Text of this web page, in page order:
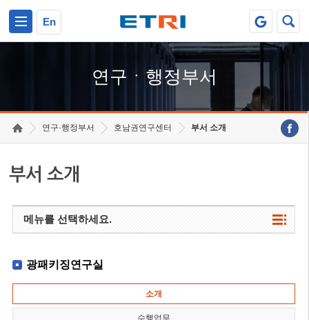
En
연구ㆍ행정부서
연구·행정부서 호남권연구센터 부서 소개
부서 소개
메뉴를 선택하세요.
광패키징연구실
소개
수행업무